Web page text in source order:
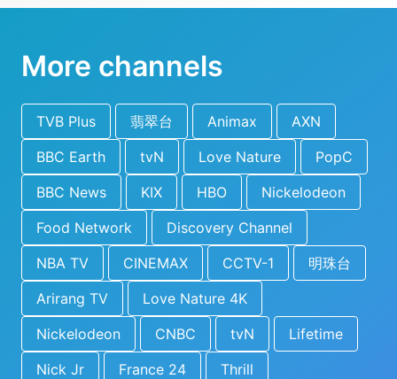
More channels
TVB Plus 翡翠台 Animax
AXN
BBC Earth
tvN Love Nature
PopC
BBC News
KIX HBO
Nickelodeon
Food Network
Discovery Channel
NBA TV
CINEMAX CCTV-1
明珠台
Arirang TV
Love Nature 4K
Nickelodeon
CNBC tvN
Lifetime
Nick Jr
France 24
Thrill